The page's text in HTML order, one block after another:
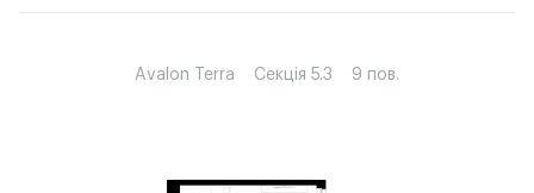
Avalon Terra Секція 5.3 9 пов.